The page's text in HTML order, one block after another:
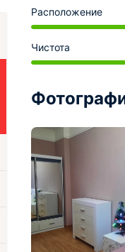
Расположение
Чистота